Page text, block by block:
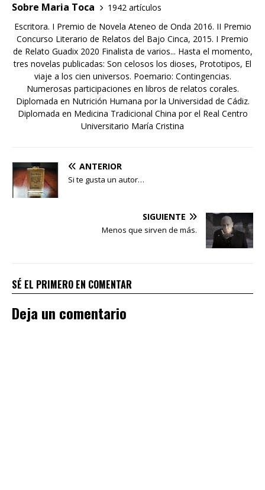
Sobre Maria Toca
1942 artículos
Escritora. I Premio de Novela Ateneo de Onda 2016. II Premio
Concurso Literario de Relatos del Bajo Cinca, 2015. I Premio
de Relato Guadix 2020 Finalista de varios... Hasta el momento,
tres novelas publicadas: Son celosos los dioses, Prototipos, El
viaje a los cien universos. Poemario: Contingencias.
Numerosas participaciones en libros de relatos corales.
Diplomada en Nutrición Humana por la Universidad de Cádiz.
Diplomada en Medicina Tradicional China por el Real Centro
Universitario María Cristina
ANTERIOR
Si te gusta un autor…
SIGUIENTE
Menos que sirven de más.
SÉ EL PRIMERO EN COMENTAR
Deja un comentario